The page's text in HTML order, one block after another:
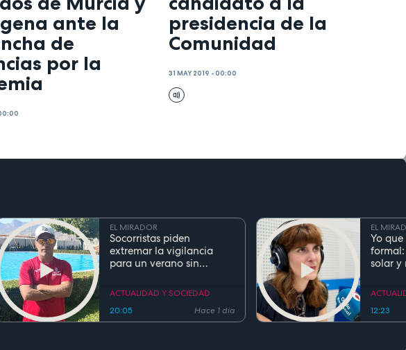
ante la
de
por la
presidencia de la
Comunidad
31 MAY 2019 - 00:00
EL MIRADOR
Socorristas piden
extremar la vigilancia
para un verano sin
regla de los 5 segundos
ACTUALIDAD Y SOCIEDAD
20:05
Hace 1 día
EL
Yo
solar y
12:23